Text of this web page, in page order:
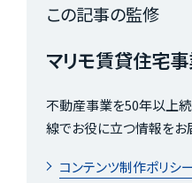
この記事の監修
マリモ賃貸住宅
不動産事業を50年以上続
線でお役に立つ情報をお
コンテンツ制作ポリシー